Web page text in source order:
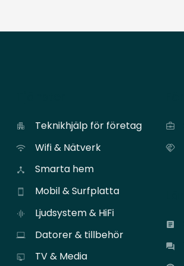
Teknikhjälp för företag
Wifi & Nätverk
Smarta hem
Mobil & Surfplatta
Ljudsystem & HiFi
Datorer & tillbehör
TV & Media